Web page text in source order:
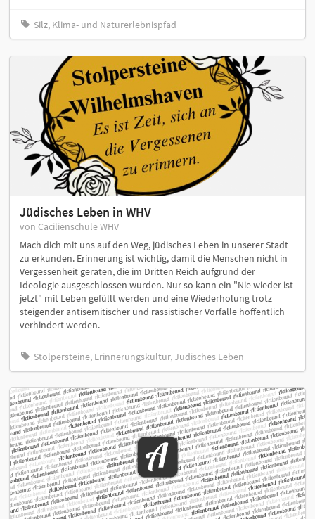
Silz, Klima- und Naturerlebnispfad
Jüdisches Leben in WHV
von Cäcilienschule WHV
Mach dich mit uns auf den Weg, jüdisches Leben in unserer Stadt
zu erkunden. Erinnerung ist wichtig, damit die Menschen nicht in
Vergessenheit geraten, die im Dritten Reich aufgrund der
Ideologie ausgeschlossen wurden. Nur so kann ein "Nie wieder ist
jetzt" mit Leben gefüllt werden und eine Wiederholung trotz
steigender antisemitischer und rassistischer Vorfälle hoffentlich
verhindert werden.
Stolpersteine, Erinnerungskultur, Jüdisches Leben